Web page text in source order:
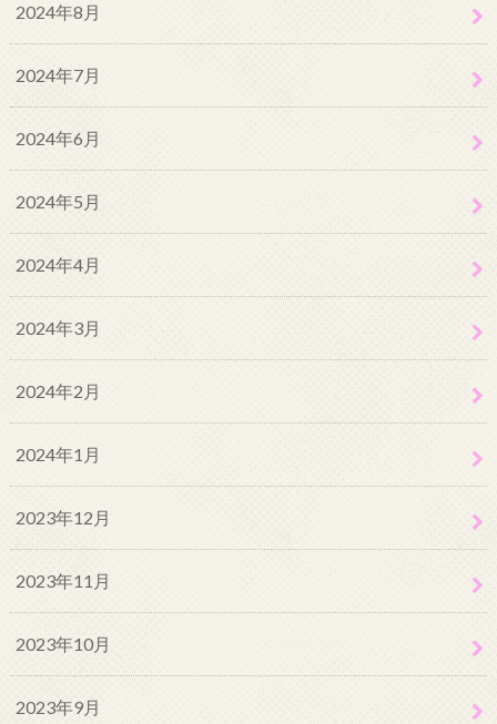
2024年8月
2024年7月
2024年6月
2024年5月
2024年4月
2024年3月
2024年2月
2024年1月
2023年12月
2023年11月
2023年10月
2023年9月